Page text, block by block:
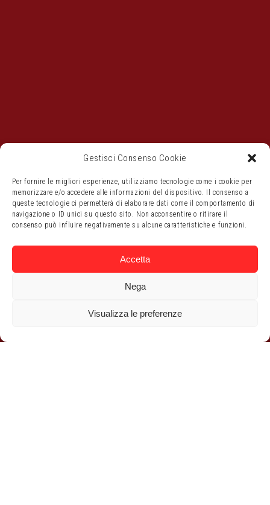
Gestisci Consenso Cookie
Per fornire le migliori esperienze, utilizziamo tecnologie come i cookie per
memorizzare e/o accedere alle informazioni del dispositivo. Il consenso a
queste tecnologie ci permetterà di elaborare dati come il comportamento di
navigazione o ID unici su questo sito. Non acconsentire o ritirare il
consenso può influire negativamente su alcune caratteristiche e funzioni.
Accetta
Nega
Visualizza le preferenze